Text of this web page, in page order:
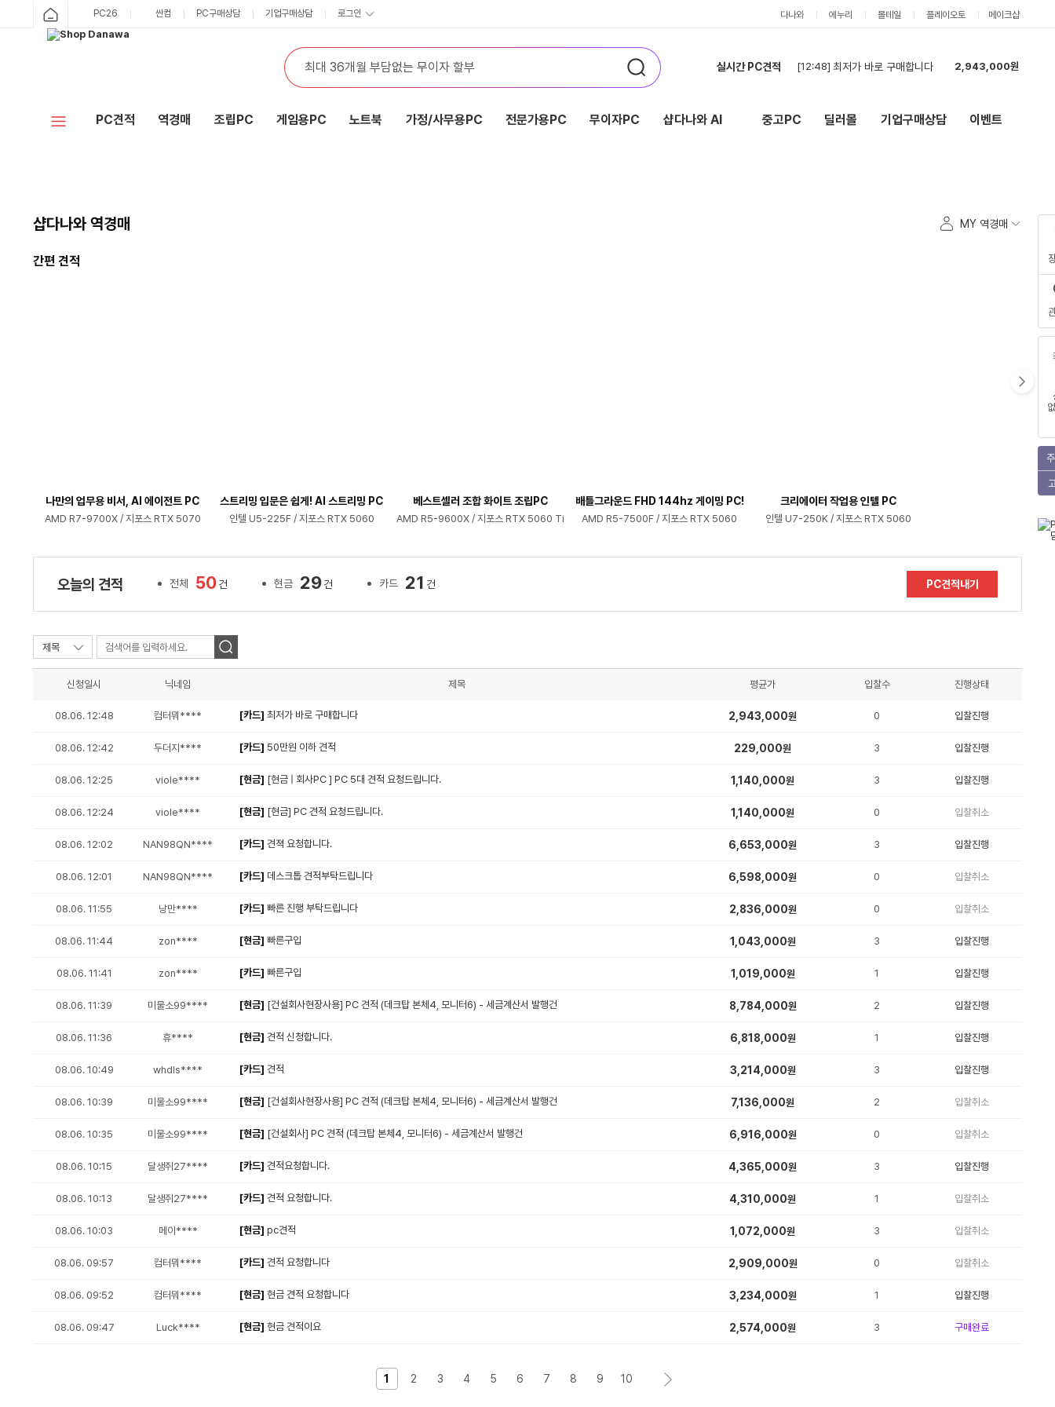
PC26 싼컴 PC구매상담 기업구매상담 로그인 다나와 에누리 몰테일 플레이오토 메이크샵
실시간 PC견적 [12:48] 최저가 바로 구매합니다
2,943,000원
[12:24]
1,140,000원
1,019,000원
PC견적 역경매 조립PC 게임용PC 노트북 가정/사무용PC 전문가용PC 무이자PC 샵다나와 AI 중고PC 딜러몰 기업구매상담 이벤트
샵다나와 역경매 MY 역경매
간편 견적
나만의 업무용 비서, AI 에이전트 PC
AMD R7-9700X / 지포스 RTX 5070
스트리밍 입문은 쉽게! AI 스트리밍 PC
인텔 U5-225F / 지포스 RTX 5060
베스트셀러 조합 화이트 조립PC
AMD R5-9600X / 지포스 RTX 5060 Ti
배틀그라운드 FHD 144hz 게이밍 PC!
AMD R5-7500F / 지포스 RTX 5060
크리에이터 작업용 인텔 PC
인텔 U7-250K / 지포스 RTX 5060
오늘의 견적 전체 50건 현금 29건 카드 21 건 PC견적내기
신청일시 닉네임 제목 평균가 입찰수 진행상태
08.06. 12:48 컴터뭐**** [카드] 최저가 바로 구매합니다 2,943,000원 0 입찰진행
08.06. 12:42 두더지**** [카드] 50만원 이하 견적 229,000원 3 입찰진행
08.06. 12:25 viole**** [현금] [현금 | 회사PC ] PC 5대 견적 요청드립니다. 1,140,000원 3 입찰진행
08.06. 12:24 viole**** [현금] [현금] PC 견적 요청드립니다. 1,140,000원 0 입찰취소
08.06. 12:02 NAN98QN**** [카드] 견젹 요청합니다. 6,653,000원 3 입찰진행
08.06. 12:01 NAN98QN**** [카드] 데스크톱 견적부탁드립니다 6,598,000원 0 입찰취소
08.06. 11:55 낭만**** [카드] 빠른 진행 부탁드립니다 2,836,000원 0 입찰취소
08.06. 11:44 zon**** [현금] 빠른구입 1,043,000원 3 입찰진행
08.06. 11:41 zon**** [카드] 빠른구입 1,019,000원 1 입찰진행
08.06. 11:39 미물소99**** [현금] [건설회사현장사용] PC 견적 (데크탑 본체4, 모니터6) - 세금계산서 발행건 8,784,000원 2 입찰진행
08.06. 11:36 휴**** [현금] 견적 신청합니다. 6,818,000원 1 입찰진행
08.06. 10:49 whdls**** [카드] 견적 3,214,000원 3 입찰진행
08.06. 10:39 미물소99**** [현금] [건설회사현장사용] PC 견적 (데크탑 본체4, 모니터6) - 세금계산서 발행건 7,136,000원 2 입찰취소
08.06. 10:35 미물소99**** [현금] [건설회사] PC 견적 (데크탑 본체4, 모니터6) - 세금계산서 발행건 6,916,000원 0 입찰취소
08.06. 10:15 달생쥐27**** [카드] 견적요청합니다. 4,365,000원 3 입찰진행
08.06. 10:13 달생쥐27**** [카드] 견적 요청합니다. 4,310,000원 1 입찰취소
08.06. 10:03 메이**** [현금] pc견적 1,072,000원 3 입찰취소
08.06. 09:57 컴터뭐**** [카드] 견적 요청합니다 2,909,000원 0 입찰취소
08.06. 09:52 컴터뭐**** [현금] 현금 견적 요청합니다 3,234,000원 1 입찰진행
08.06. 09:47 Luck**** [현금] 현금 견적이요 2,574,000원 3 구매완료
1 2 3 4 5 6 7 8 9 10